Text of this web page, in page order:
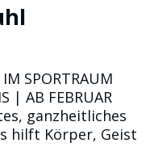
SPORTRAUM
| AB FEBRUAR
ganzheitliches
hilft Körper, Geist